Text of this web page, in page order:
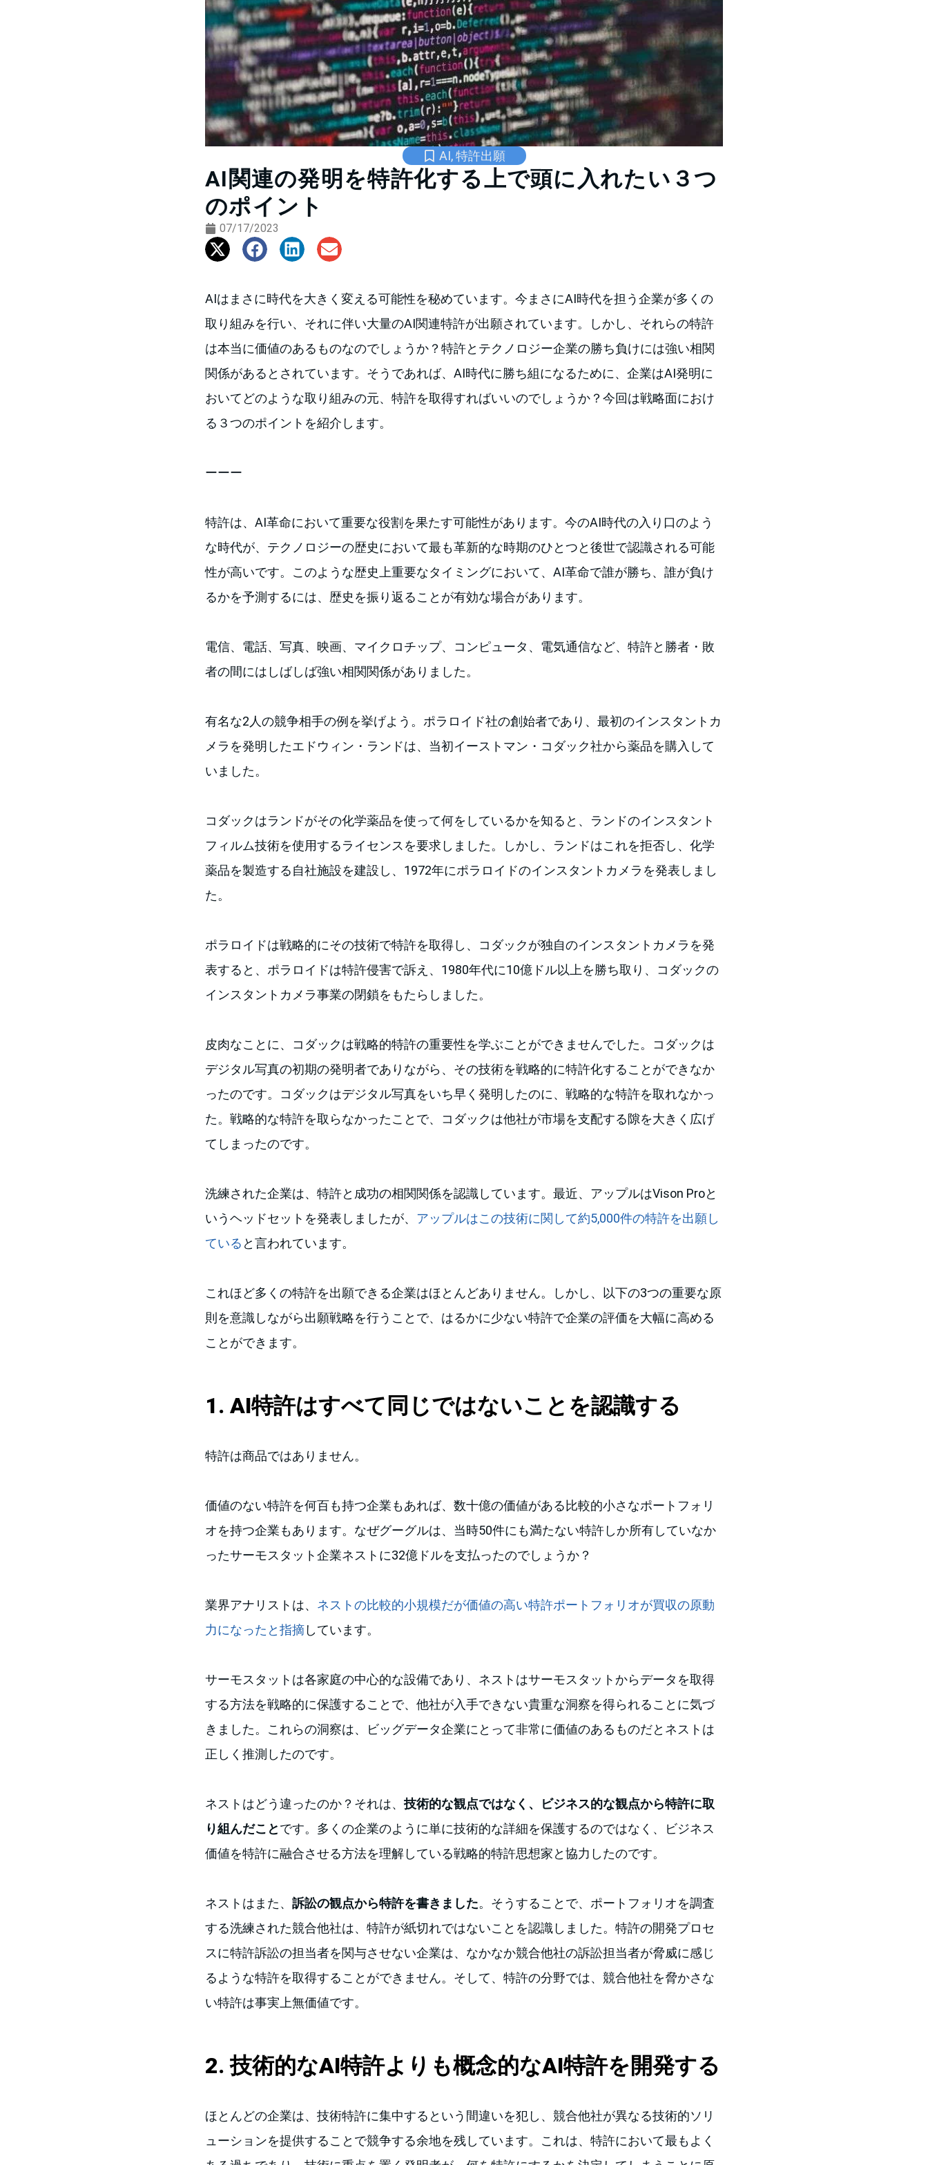
AI,特許出願
AI関連の発明を特許化する上で頭に入れたい３つ
のポイント
07/17/2023
AIはまさに時代を大きく変える可能性を秘めています。今まさにAI時代を担う企業が多くの
取り組みを行い、それに伴い大量のAI関連特許が出願されています。しかし、それらの特許
は本当に価値のあるものなのでしょうか？特許とテクノロジー企業の勝ち負けには強い相関
関係があるとされています。そうであれば、AI時代に勝ち組になるために、企業はAI発明に
おいてどのような取り組みの元、特許を取得すればいいのでしょうか？今回は戦略面におけ
る３つのポイントを紹介します。
ーーー
特許は、AI革命において重要な役割を果たす可能性があります。今のAI時代の入り口のよう
な時代が、テクノロジーの歴史において最も革新的な時期のひとつと後世で認識される可能
性が高いです。このような歴史上重要なタイミングにおいて、AI革命で誰が勝ち、誰が負け
るかを予測するには、歴史を振り返ることが有効な場合があります。
電信、電話、写真、映画、マイクロチップ、コンピュータ、電気通信など、特許と勝者・敗
者の間にはしばしば強い相関関係がありました。
有名な2人の競争相手の例を挙げよう。ポラロイド社の創始者であり、最初のインスタントカ
メラを発明したエドウィン・ランドは、当初イーストマン・コダック社から薬品を購入して
いました。
コダックはランドがその化学薬品を使って何をしているかを知ると、ランドのインスタント
フィルム技術を使用するライセンスを要求しました。しかし、ランドはこれを拒否し、化学
薬品を製造する自社施設を建設し、1972年にポラロイドのインスタントカメラを発表しまし
た。
ポラロイドは戦略的にその技術で特許を取得し、コダックが独自のインスタントカメラを発
表すると、ポラロイドは特許侵害で訴え、1980年代に10億ドル以上を勝ち取り、コダックの
インスタントカメラ事業の閉鎖をもたらしました。
皮肉なことに、コダックは戦略的特許の重要性を学ぶことができませんでした。コダックは
デジタル写真の初期の発明者でありながら、その技術を戦略的に特許化することができなか
ったのです。コダックはデジタル写真をいち早く発明したのに、戦略的な特許を取れなかっ
た。戦略的な特許を取らなかったことで、コダックは他社が市場を支配する隙を大きく広げ
てしまったのです。
洗練された企業は、特許と成功の相関関係を認識しています。最近、アップルはVison Proと
いうヘッドセットを発表しましたが、 アップルはこの技術に関して約5,000件の特許を出願し
ている と言われています。
これほど多くの特許を出願できる企業はほとんどありません。しかし、以下の3つの重要な原
則を意識しながら出願戦略を行うことで、はるかに少ない特許で企業の評価を大幅に高める
ことができます。
1. AI特許はすべて同じではないことを認識する
特許は商品ではありません。
価値のない特許を何百も持つ企業もあれば、数十億の価値がある比較的小さなポートフォリ
オを持つ企業もあります。なぜグーグルは、当時50件にも満たない特許しか所有していなか
ったサーモスタット企業ネストに32億ドルを支払ったのでしょうか？
業界アナリストは、 ネストの比較的小規模だが価値の高い特許ポートフォリオが買収の原動
力になったと指摘しています。
サーモスタットは各家庭の中心的な設備であり、ネストはサーモスタットからデータを取得
する方法を戦略的に保護することで、他社が入手できない貴重な洞察を得られることに気づ
きました。これらの洞察は、ビッグデータ企業にとって非常に価値のあるものだとネストは
正しく推測したのです。
ネストはどう違ったのか？それは、技術的な観点ではなく、ビジネス的な観点から特許に取
り組んだことです。多くの企業のように単に技術的な詳細を保護するのではなく、ビジネス
価値を特許に融合させる方法を理解している戦略的特許思想家と協力したのです。
ネストはまた、 訴訟の観点から特許を書きました。そうすることで、ポートフォリオを調査
する洗練された競合他社は、特許が紙切れではないことを認識しました。特許の開発プロセ
スに特許訴訟の担当者を関与させない企業は、なかなか競合他社の訴訟担当者が脅威に感じ
るような特許を取得することができません。そして、特許の分野では、競合他社を脅かさな
い特許は事実上無価値です。
2. 技術的なAI特許よりも概念的なAI特許を開発する
ほとんどの企業は、技術特許に集中するという間違いを犯し、競合他社が異なる技術的ソリ
ューションを提供することで競争する余地を残しています。これは、特許において最もよく